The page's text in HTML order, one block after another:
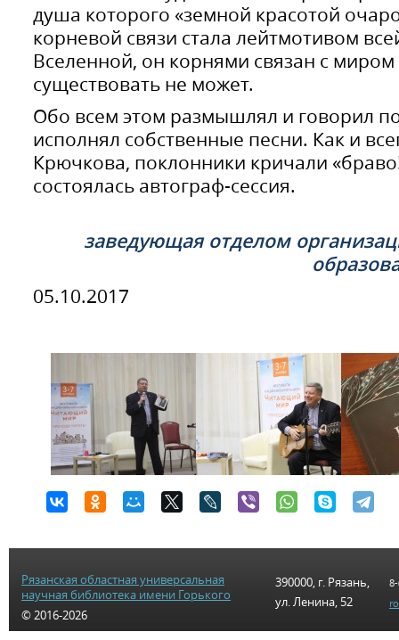
душа которого «земной красотой
корневой связи стала лейтмотивом
Вселенной, он корнями связан с миром
существовать не может.
Обо всем этом размышлял и говорил
исполнял собственные песни. Как и
Крючкова, поклонники кричали
состоялась автограф-сессия.
заведующая отделом
05.10.2017
Рязанская областная универсальная
научная библиотека имени Горького
© 2016-2026
390000, г. Рязань,
ул. Ленина, 52